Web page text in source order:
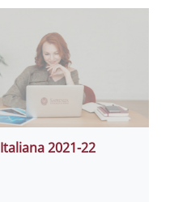
2021-22